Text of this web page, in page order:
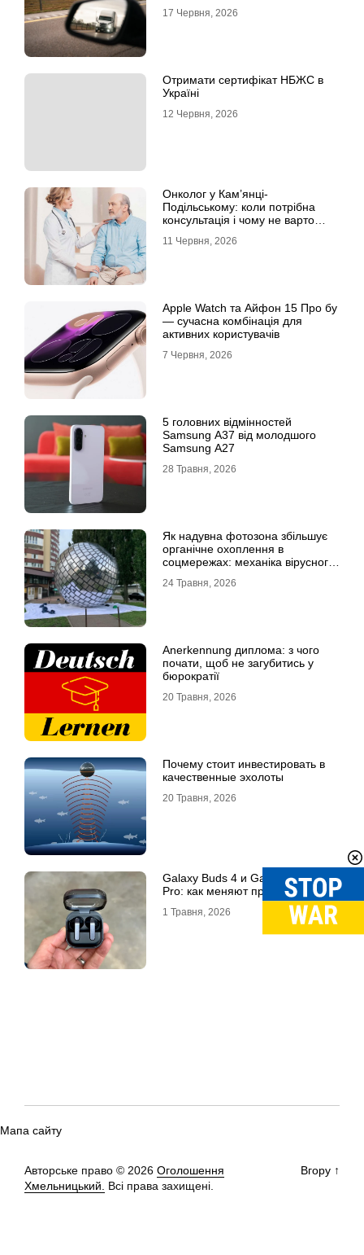
17 Червня, 2026
Отримати сертифікат НБЖС в
Україні
12 Червня, 2026
Онколог у Кам’янці-
Подільському: коли потрібна
консультація і чому не варто
11 Червня, 2026
Apple Watch та Айфон 15 Про бу
— сучасна комбінація для
активних користувачів
7 Червня, 2026
5 головних відмінностей
Samsung A37 від молодшого
Samsung A27
28 Травня, 2026
Як надувна фотозона збільшує
органічне охоплення в
соцмережах: механіка вірусного
24 Травня, 2026
Anerkennung диплома: з чого
почати, щоб не загубитись у
бюрократії
20 Травня, 2026
Почему стоит инвестировать в
качественные эхолоты
20 Травня, 2026
Galaxy Buds 4 и Galaxy Buds 4
Pro: как меняют привычный звук
1 Травня, 2026
Мапа сайту
Авторське право © 2026 Оголошення
Хмельницький. Всі права захищені.
Вгору ↑